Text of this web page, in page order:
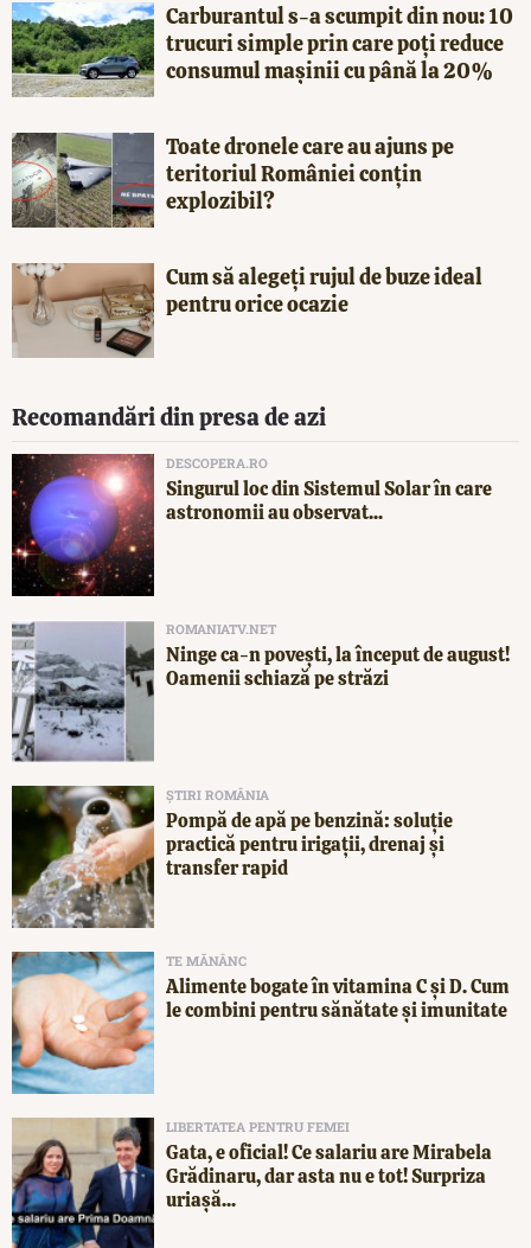
Carburantul s-a scumpit din nou: 10
trucuri simple prin care poți reduce
consumul mașinii cu până la 20%
Toate dronele care au ajuns pe
teritoriul României conțin
explozibil?
Cum să alegeți rujul de buze ideal
pentru orice ocazie
Recomandări din presa de azi
DESCOPERA.RO
Singurul loc din Sistemul Solar în care
astronomii au observat...
ROMANIATV.NET
Ninge ca-n povești, la început de august!
Oamenii schiază pe străzi
ȘTIRI ROMÂNIA
Pompă de apă pe benzină: soluție
practică pentru irigații, drenaj și
transfer rapid
TE MĂNÂNC
Alimente bogate în vitamina C și D. Cum
le combini pentru sănătate și imunitate
LIBERTATEA PENTRU FEMEI
Gata, e oficial! Ce salariu are Mirabela
Grădinaru, dar asta nu e tot! Surpriza
uriașă...